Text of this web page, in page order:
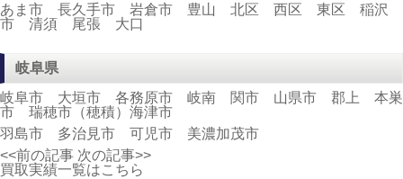
あま市 長久手市 岩倉市 豊山 北区 西区 東区 稲沢
市 清須 尾張 大口
岐阜県
岐阜市 大垣市 各務原市 岐南 関市 山県市 郡上 本巣
市 瑞穂市（穂積）海津市
羽島市 多治見市 可児市 美濃加茂市
<<前の記事 次の記事>>
買取実績一覧はこちら